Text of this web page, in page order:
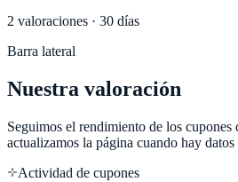
2 valoraciones · 30 días
Barra lateral
Nuestra valoración
Seguimos el rendimiento de los cupones
actualizamos la página cuando hay datos
Actividad de cupones